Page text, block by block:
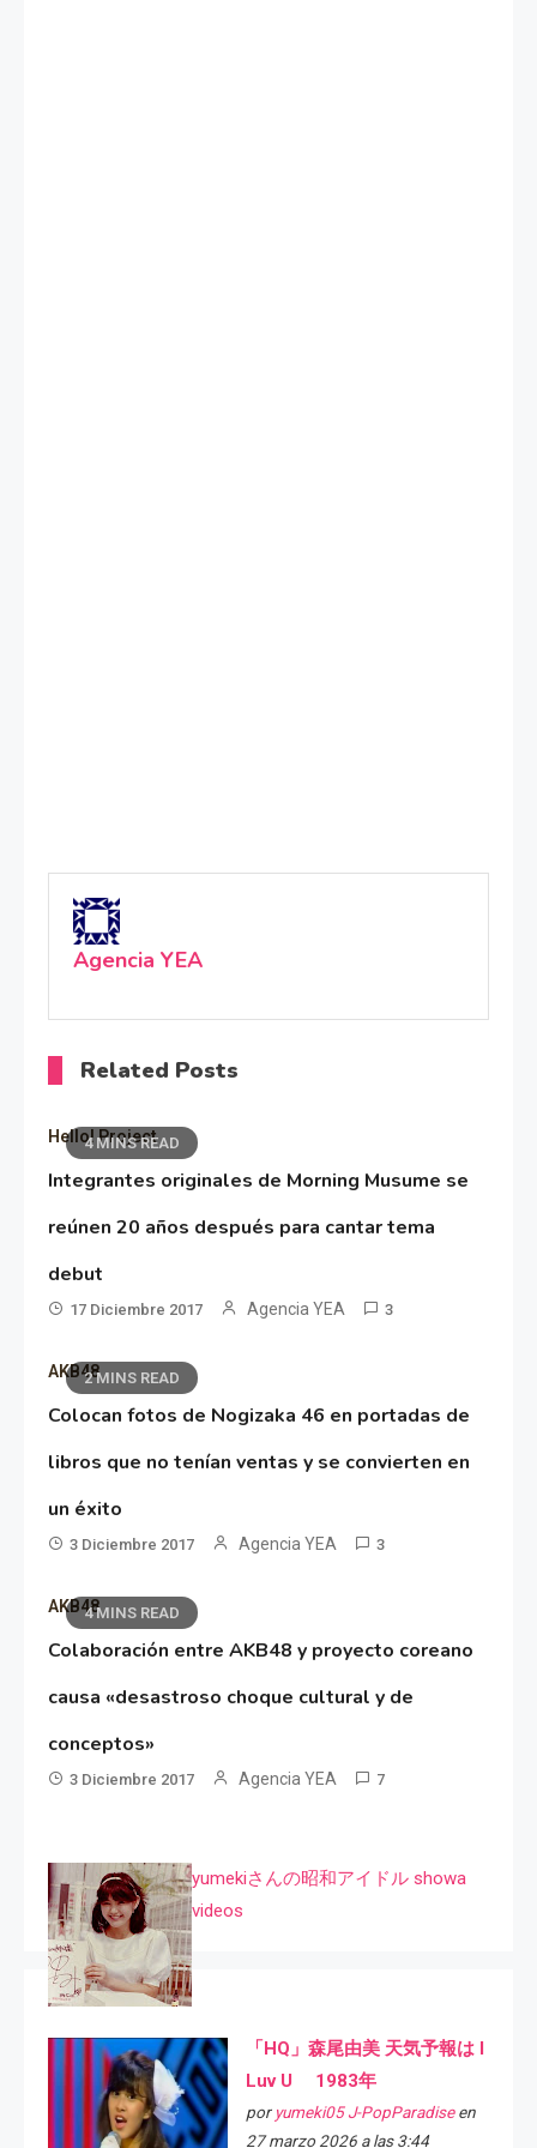
Agencia YEA
Related Posts
4 MINS READ
Hello! Project
Integrantes originales de Morning Musume se
reúnen 20 años después para cantar tema
debut
17 Diciembre 2017 Agencia YEA 3
2 MINS READ
AKB48
Colocan fotos de Nogizaka 46 en portadas de
libros que no tenían ventas y se convierten en
un éxito
3 Diciembre 2017 Agencia YEA 3
4 MINS READ
AKB48
Colaboración entre AKB48 y proyecto coreano
causa «desastroso choque cultural y de
conceptos»
3 Diciembre 2017 Agencia YEA 7
yumekiさんの昭和アイドル showa
videos
「HQ」森尾由美 天気予報は I
Luv U 1983年
por yumeki05 J-PopParadiseen
27 marzo 2026 a las 3:44